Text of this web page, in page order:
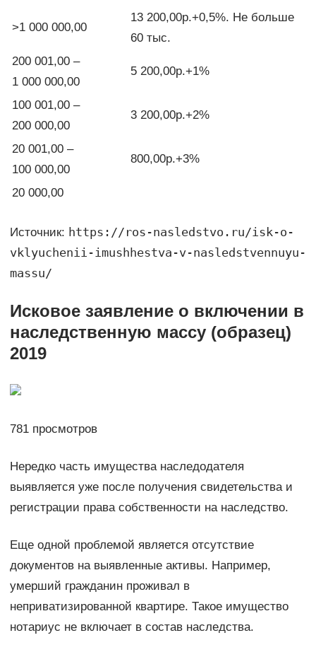
>1 000 000,00
13 200,00р.+0,5%. Не больше
60 тыс.
200 001,00 –
1 000 000,00
5 200,00р.+1%
100 001,00 –
200 000,00
3 200,00р.+2%
20 001,00 –
100 000,00
800,00р.+3%
20 000,00
Источник: https://ros-nasledstvo.ru/isk-o-
vklyuchenii-imushhestva-v-nasledstvennuyu-
massu/
Исковое заявление о включении в
наследственную массу (образец)
2019
781 просмотров
Нередко часть имущества наследодателя
выявляется уже после получения свидетельства и
регистрации права собственности на наследство.
Еще одной проблемой является отсутствие
документов на выявленные активы. Например,
умерший гражданин проживал в
неприватизированной квартире. Такое имущество
нотариус не включает в состав наследства.